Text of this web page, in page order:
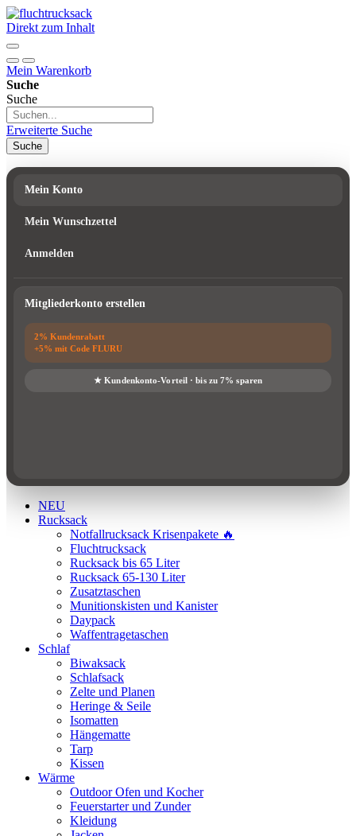
Direkt zum Inhalt
Mein Warenkorb
Suche
Suche
Erweiterte Suche
Suche
Mein Konto
Mein Wunschzettel
Anmelden
Mitgliederkonto erstellen
NEU
Rucksack
Notfallrucksack Krisenpakete 🔥
Fluchtrucksack
Rucksack bis 65 Liter
Rucksack 65-130 Liter
Zusatztaschen
Munitionskisten und Kanister
Daypack
Waffentragetaschen
Schlaf
Biwaksack
Schlafsack
Zelte und Planen
Heringe & Seile
Isomatten
Hängematte
Tarp
Kissen
Wärme
Outdoor Ofen und Kocher
Feuerstarter und Zunder
Kleidung